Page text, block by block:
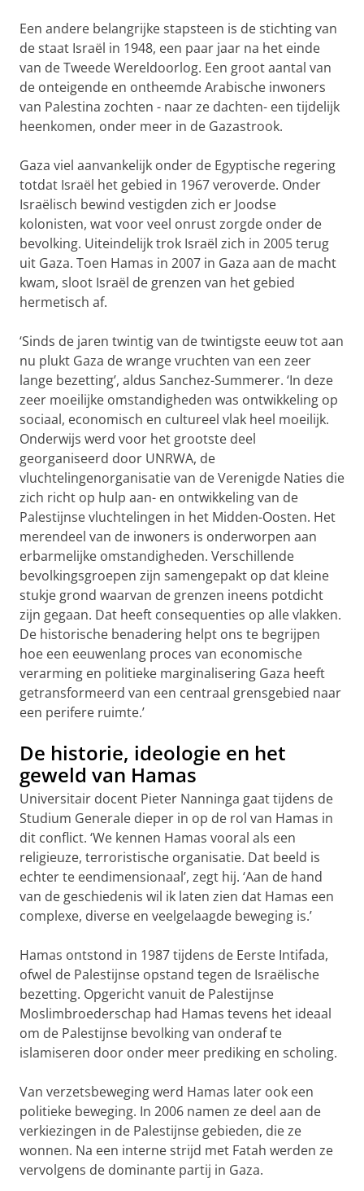
Een andere belangrijke stapsteen is de stichting van
de staat Israël in 1948, een paar jaar na het einde
van de Tweede Wereldoorlog. Een groot aantal van
de onteigende en ontheemde Arabische inwoners
van Palestina zochten - naar ze dachten- een tijdelijk
heenkomen, onder meer in de Gazastrook.
Gaza viel aanvankelijk onder de Egyptische regering
totdat Israël het gebied in 1967 veroverde. Onder
Israëlisch bewind vestigden zich er Joodse
kolonisten, wat voor veel onrust zorgde onder de
bevolking. Uiteindelijk trok Israël zich in 2005 terug
uit Gaza. Toen Hamas in 2007 in Gaza aan de macht
kwam, sloot Israël de grenzen van het gebied
hermetisch af.
‘Sinds de jaren twintig van de twintigste eeuw tot aan
nu plukt Gaza de wrange vruchten van een zeer
lange bezetting’, aldus Sanchez-Summerer. ‘In deze
zeer moeilijke omstandigheden was ontwikkeling op
sociaal, economisch en cultureel vlak heel moeilijk.
Onderwijs werd voor het grootste deel
georganiseerd door UNRWA, de
vluchtelingenorganisatie van de Verenigde Naties die
zich richt op hulp aan- en ontwikkeling van de
Palestijnse vluchtelingen in het Midden-Oosten. Het
merendeel van de inwoners is onderworpen aan
erbarmelijke omstandigheden. Verschillende
bevolkingsgroepen zijn samengepakt op dat kleine
stukje grond waarvan de grenzen ineens potdicht
zijn gegaan. Dat heeft consequenties op alle vlakken.
De historische benadering helpt ons te begrijpen
hoe een eeuwenlang proces van economische
verarming en politieke marginalisering Gaza heeft
getransformeerd van een centraal grensgebied naar
een perifere ruimte.’
De historie, ideologie en het
geweld van Hamas
Universitair docent Pieter Nanninga gaat tijdens de
Studium Generale dieper in op de rol van Hamas in
dit conflict. ‘We kennen Hamas vooral als een
religieuze, terroristische organisatie. Dat beeld is
echter te eendimensionaal’, zegt hij. ‘Aan de hand
van de geschiedenis wil ik laten zien dat Hamas een
complexe, diverse en veelgelaagde beweging is.’
Hamas ontstond in 1987 tijdens de Eerste Intifada,
ofwel de Palestijnse opstand tegen de Israëlische
bezetting. Opgericht vanuit de Palestijnse
Moslimbroederschap had Hamas tevens het ideaal
om de Palestijnse bevolking van onderaf te
islamiseren door onder meer prediking en scholing.
Van verzetsbeweging werd Hamas later ook een
politieke beweging. In 2006 namen ze deel aan de
verkiezingen in de Palestijnse gebieden, die ze
wonnen. Na een interne strijd met Fatah werden ze
vervolgens de dominante partij in Gaza.